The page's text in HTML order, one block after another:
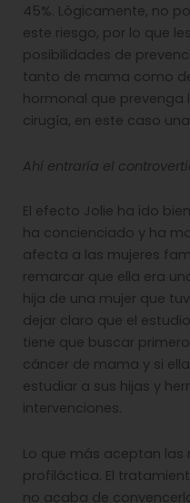
45%. Lógicamente, no
este riesgo, por lo que
posibilidades de
tanto de mama como
hormonal que prevenga
cirugía, en este caso
Ahí entraría el
El efecto Jolie ha ido
ha concienciado y ha
afecta a las mujeres
remarcar que ella era
hija de una mujer que
dejar claro que el
tiene que buscar
cáncer de mama y si
estudiar a sus hijas y
intervenciones.
Lo que más aceptan las
profiláctica. El
no acaba de